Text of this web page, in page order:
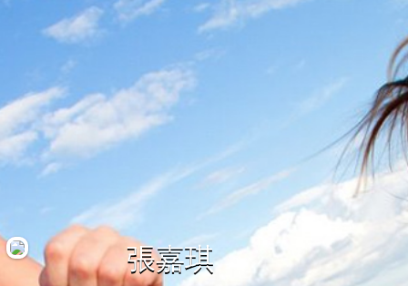
首 頁
搜尋景點
好康優惠
最新留言 張嘉琪